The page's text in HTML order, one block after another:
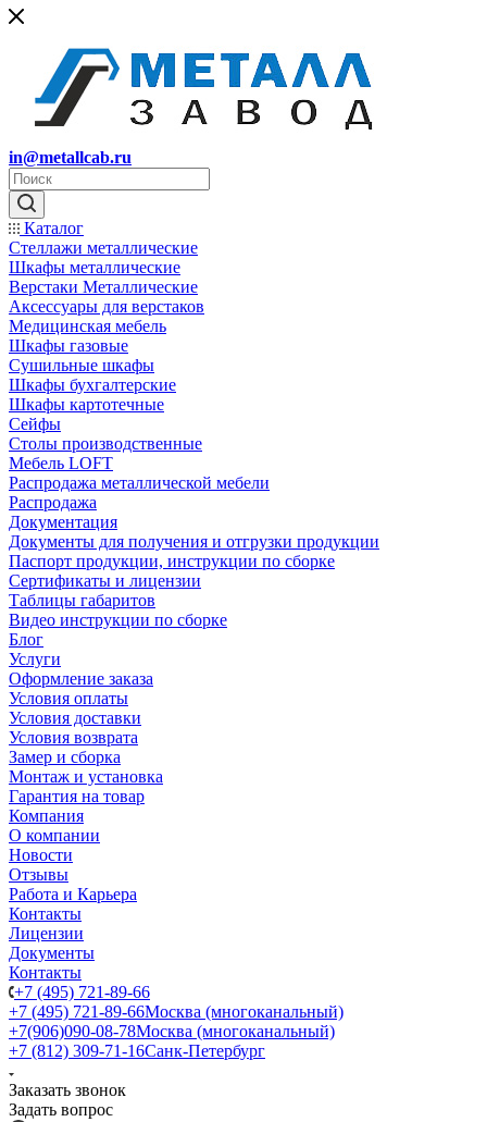
in@metallcab.ru
Каталог
Стеллажи металлические
Шкафы металлические
Верстаки Металлические
Аксессуары для верстаков
Медицинская мебель
Шкафы газовые
Сушильные шкафы
Шкафы бухгалтерские
Шкафы картотечные
Сейфы
Столы производственные
Мебель LOFT
Распродажа металлической мебели
Распродажа
Документация
Документы для получения и отгрузки продукции
Паспорт продукции, инструкции по сборке
Сертификаты и лицензии
Таблицы габаритов
Видео инструкции по сборке
Блог
Услуги
Оформление заказа
Условия оплаты
Условия доставки
Условия возврата
Замер и сборка
Монтаж и установка
Гарантия на товар
Компания
О компании
Новости
Отзывы
Работа и Карьера
Контакты
Лицензии
Документы
Контакты
+7 (495) 721-89-66
+7 (495) 721-89-66Москва (многоканальный)
+7(906)090-08-78Москва (многоканальный)
+7 (812) 309-71-16Санк-Петербург
Заказать звонок
Задать вопрос